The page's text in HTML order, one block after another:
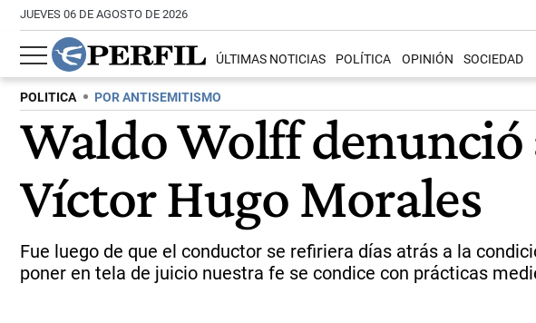
JUEVES 06 DE AGOSTO DE 2026
ÚLTIMAS NOTICIAS POLÍTICA OPINIÓN SOCIEDAD
POLITICA POR ANTISEMITISMO
Waldo Wolff
Víctor Hugo Morales
Fue luego de que el conductor se refiriera días atrás a la
poner en tela de juicio nuestra fe se condice con prácticas